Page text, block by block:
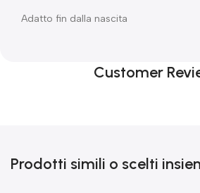
Adatto fin dalla nascita
Customer
Prodotti simili o scelti